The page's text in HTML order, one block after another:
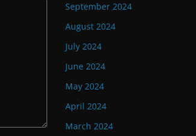
September 2024
August 2024
July 2024
June 2024
May 2024
April 2024
March 2024